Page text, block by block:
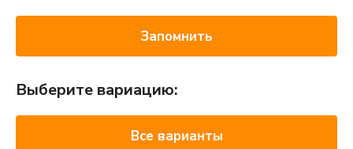
Запомнить
Выберите вариацию:
Все варианты